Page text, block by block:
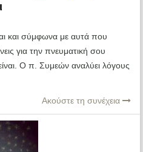
και σύμφωνα με αυτά που
για την πνευματική σου
O π. Συμεών αναλύει λόγους
Ακούστε τη συνέχεια